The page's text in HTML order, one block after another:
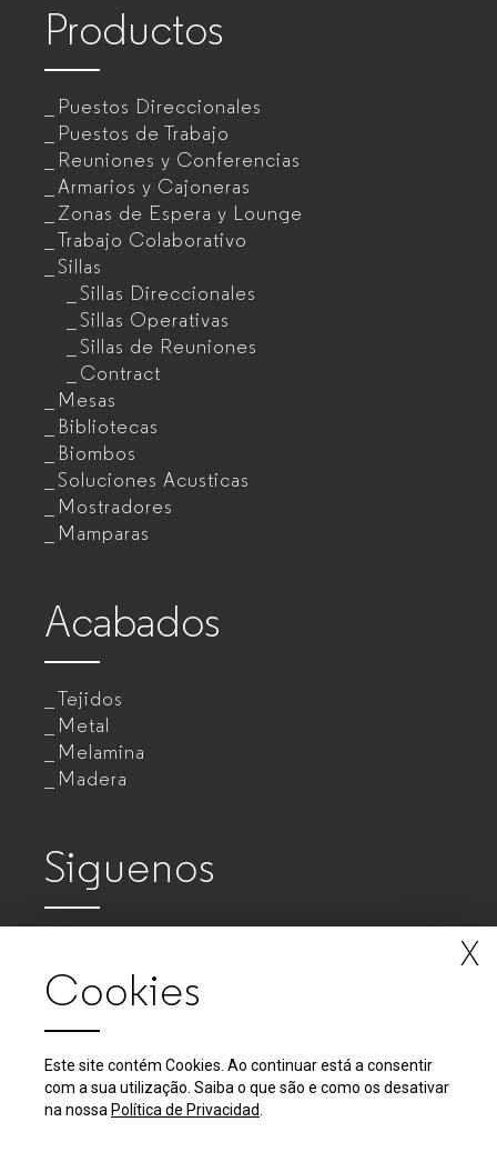
Productos
Puestos Direccionales
Puestos de Trabajo
Reuniones y Conferencias
Armarios y Cajoneras
Zonas de Espera y Lounge
Trabajo Colaborativo
Sillas
Sillas Direccionales
Sillas Operativas
Sillas de Reuniones
Contract
Mesas
Bibliotecas
Biombos
Soluciones Acusticas
Mostradores
Mamparas
Acabados
Tejidos
Metal
Melamina
Madera
Siguenos
2018 - 2026 © GUIALMI - Empresa de Móveis Metálicos, SA
X
Cookies
Este site contém Cookies. Ao continuar está a consentir
com a sua utilização. Saiba o que são e como os desativar
na nossa Política de Privacidad